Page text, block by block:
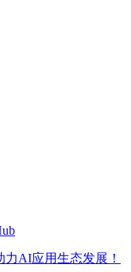
AI应用生态发展！